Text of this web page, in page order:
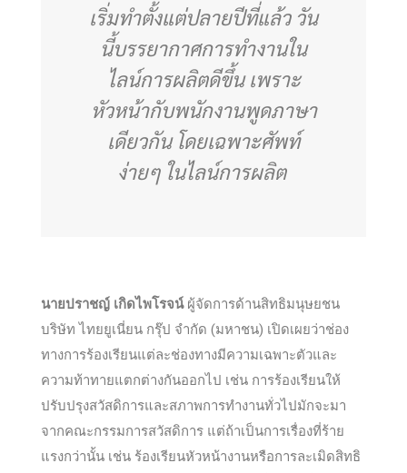
เริ่มทำตั้งแต่ปลายปีที่แล้ว วัน
นี้บรรยากาศการทำงานใน
ไลน์การผลิตดีขึ้น เพราะ
หัวหน้ากับพนักงานพูดภาษา
เดียวกัน โดยเฉพาะศัพท์
ง่ายๆ ในไลน์การผลิต
นายปราชญ์ เกิดไพโรจน์ผู้จัดการด้านสิทธิมนุษยชน
บริษัท ไทยยูเนี่ยน กรุ๊ป จำกัด (มหาชน) เปิดเผยว่าช่อง
ทางการร้องเรียนแต่ละช่องทางมีความเฉพาะตัวและ
ความท้าทายแตกต่างกันออกไป เช่น การร้องเรียนให้
ปรับปรุงสวัสดิการและสภาพการทำงานทั่วไปมักจะมา
จากคณะกรรมการสวัสดิการ แต่ถ้าเป็นการเรื่องที่ร้าย
แรงกว่านั้น เช่น ร้องเรียนหัวหน้างานหรือการละเมิดสิทธิ